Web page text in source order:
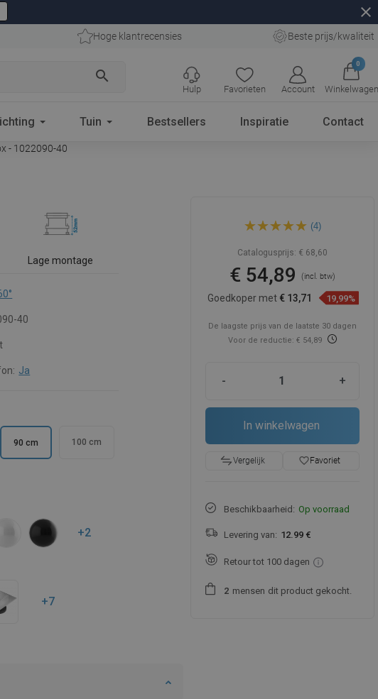
close
Hoge klantrecensies Beste prijs/kwaliteit
search
Favorieten Account
0
Winkelwagen
Hulp
Tuin Bestsellers Inspiratie Contact
- 1022090-40
Lage montage
40
Ja
90 cm 100 cm
+2
+7
draaibare lijnafvoer 90 cm,
(4)
Catalogusprijs: € 68,60
€ 54,89(incl. btw)
Goedkoper met € 13,71 19,99%
De laagste prijs van de laatste 30 dagen
Voor de reductie: € 54,89
- +
In winkelwagen
Vergelijk favorite_borderFavoriet
Beschikbaarheid: Op voorraad
Levering van: 12.99 €
Retour tot 100 dagen
2 mensen dit product gekocht.